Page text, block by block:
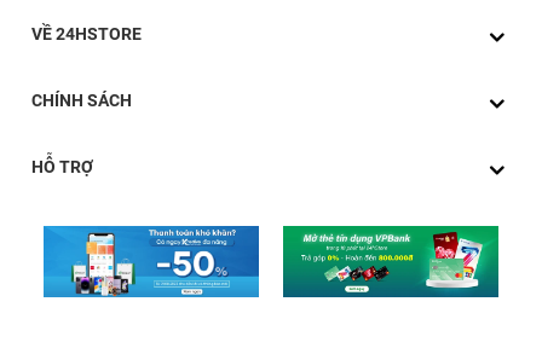
VỀ 24HSTORE
CHÍNH SÁCH
HỖ TRỢ